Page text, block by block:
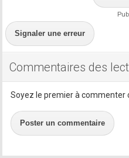
Signaler une erreur
Commentaires des
Soyez le premier à commenter
Poster un commentaire